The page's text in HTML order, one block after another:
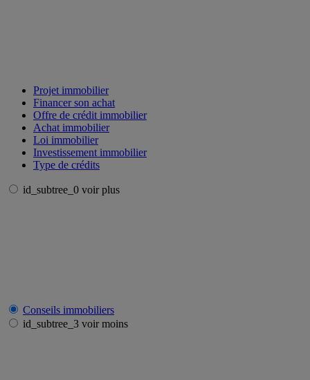
Projet immobilier
Financer son achat
Offre de crédit immobilier
Achat immobilier
Loi immobilier
Investissement immobilier
Type de crédits
id_subtree_0 voir plus
Conseils immobiliers
id_subtree_3 voir moins